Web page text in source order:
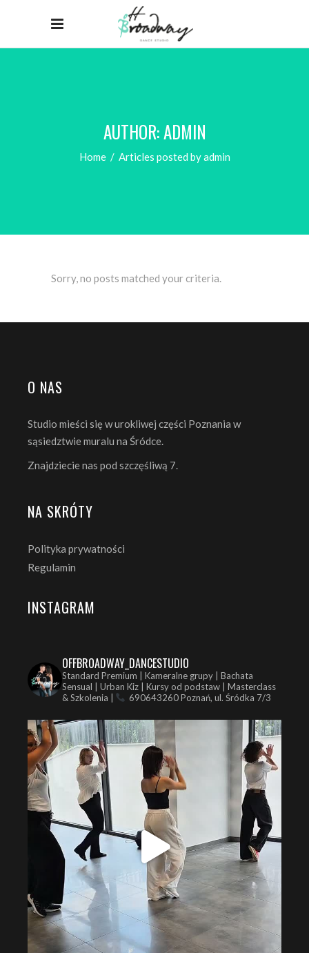
AUTHOR: ADMIN
Home/ Articles posted by admin
Sorry, no posts matched your criteria.
O NAS
Studio mieści się w urokliwej części Poznania w
sąsiedztwie muralu na Śródce.
Znajdziecie nas pod szczęśliwą 7.
NA SKRÓTY
Polityka prywatności
Regulamin
INSTAGRAM
OFFBROADWAY_DANCESTUDIO
Standard Premium | Kameralne grupy | Bachata
Sensual | Urban Kiz | Kursy od podstaw | Masterclass
& Szkolenia |
690643260Poznań, ul. Śródka 7/3